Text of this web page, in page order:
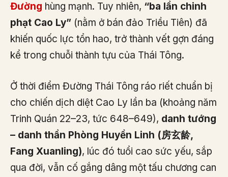
Đường hùng mạnh. Tuy nhiên, “ba lần chinh
phạt Cao Ly” (nằm ở bán đảo Triều Tiên) đã
khiến quốc lực tổn hao, trở thành vết gợn đáng
kể trong chuỗi thành tựu của Thái Tông.
Ở thời điểm Đường Thái Tông ráo riết chuẩn bị
cho chiến dịch diệt Cao Ly lần ba (khoảng năm
Trinh Quán 22–23, tức 648–649), danh tướng
– danh thần Phòng Huyền Linh (房玄龄,
Fang Xuanling), lúc đó tuổi cao sức yếu, sắp
qua đời, vẫn cố gắng dâng một tấu chương can